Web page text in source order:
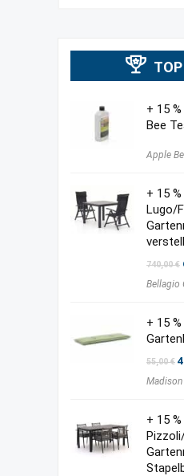
+ 15
Bee
Apple
+ 15
Lugo/
740,00€
Bellagio
+ 15
55,00€
Madison
+ 15